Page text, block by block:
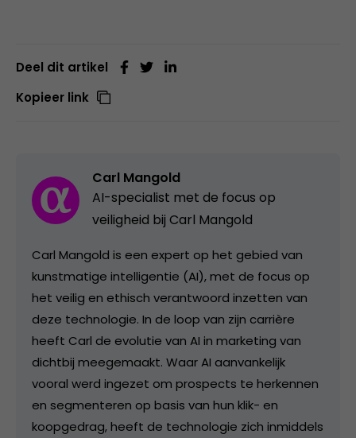
Deel dit artikel
Kopieer link
Carl Mangold
AI-specialist met de focus op
veiligheid bij Carl Mangold
Carl Mangold is een expert op het gebied van
kunstmatige intelligentie (AI), met de focus op
het veilig en ethisch verantwoord inzetten van
deze technologie. In de loop van zijn carrière
heeft Carl de evolutie van AI in marketing van
dichtbij meegemaakt. Waar AI aanvankelijk
vooral werd ingezet om prospects te herkennen
en segmenteren op basis van hun klik- en
koopgedrag, heeft de technologie zich inmiddels